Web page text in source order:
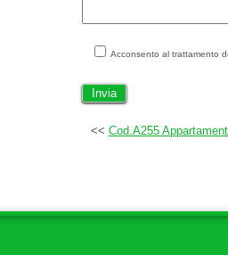
Acconsento al trattamento
<< Cod.A255